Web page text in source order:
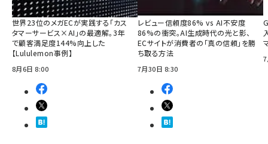
世界23位のメガECが実践する「カス
タマーサービス×AI」の最適解。3年
で顧客満足度144%向上した
【Lululemon事例】
8月6日 8:00
レビュー信頼度86% vs AI不安度
86%の衝突。AI生成時代の光と影、
ECサイトが消費者の「真の信頼」を勝
ち取る方法
7月30日 8:30